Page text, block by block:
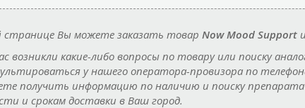
странице Вы можете заказать товар Now Mood Support
возникли какие-либо вопросы по товару или поиску
у нашего оператора-провизора по
получить информацию по наличию и поиску препарата
и срокам доставки в Ваш город.